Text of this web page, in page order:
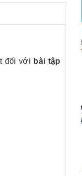
đối với bài tập